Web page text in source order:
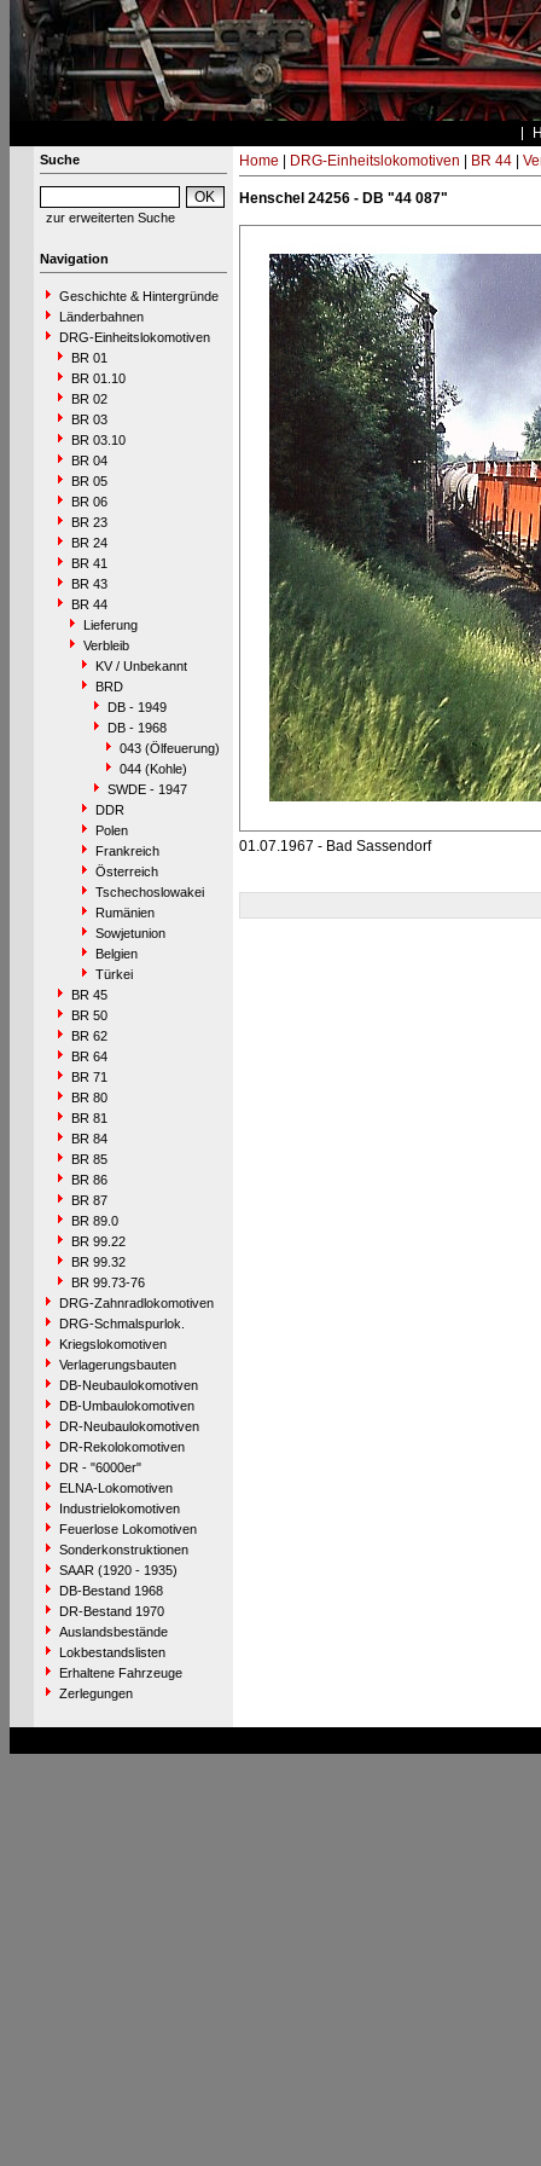
Suche
zur erweiterten Suche
Navigation
Geschichte & Hintergründe
Länderbahnen
DRG-Einheitslokomotiven
BR 01
BR 01.10
BR 02
BR 03
BR 03.10
BR 04
BR 05
BR 06
BR 23
BR 24
BR 41
BR 43
BR 44
Lieferung
Verbleib
KV / Unbekannt
BRD
DB - 1949
DB - 1968
043 (Ölfeuerung)
044 (Kohle)
SWDE - 1947
DDR
Polen
Frankreich
Österreich
Tschechoslowakei
Rumänien
Sowjetunion
Belgien
Türkei
BR 45
BR 50
BR 62
BR 64
BR 71
BR 80
BR 81
BR 84
BR 85
BR 86
BR 87
BR 89.0
BR 99.22
BR 99.32
BR 99.73-76
DRG-Zahnradlokomotiven
DRG-Schmalspurlok.
Kriegslokomotiven
Verlagerungsbauten
DB-Neubaulokomotiven
DB-Umbaulokomotiven
DR-Neubaulokomotiven
DR-Rekolokomotiven
DR - "6000er"
ELNA-Lokomotiven
Industrielokomotiven
Feuerlose Lokomotiven
Sonderkonstruktionen
SAAR (1920 - 1935)
DB-Bestand 1968
DR-Bestand 1970
Auslandsbestände
Lokbestandslisten
Erhaltene Fahrzeuge
Zerlegungen
Home DRG-Einheitslokomotiven BR 44|
Henschel 24256 - DB "44 087"
01.07.1967 - Bad Sassendorf